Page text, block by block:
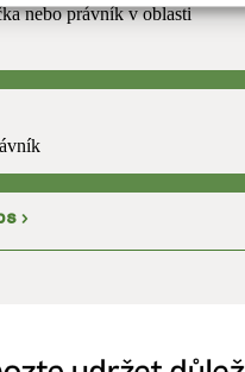
nebo právník v oblasti
>